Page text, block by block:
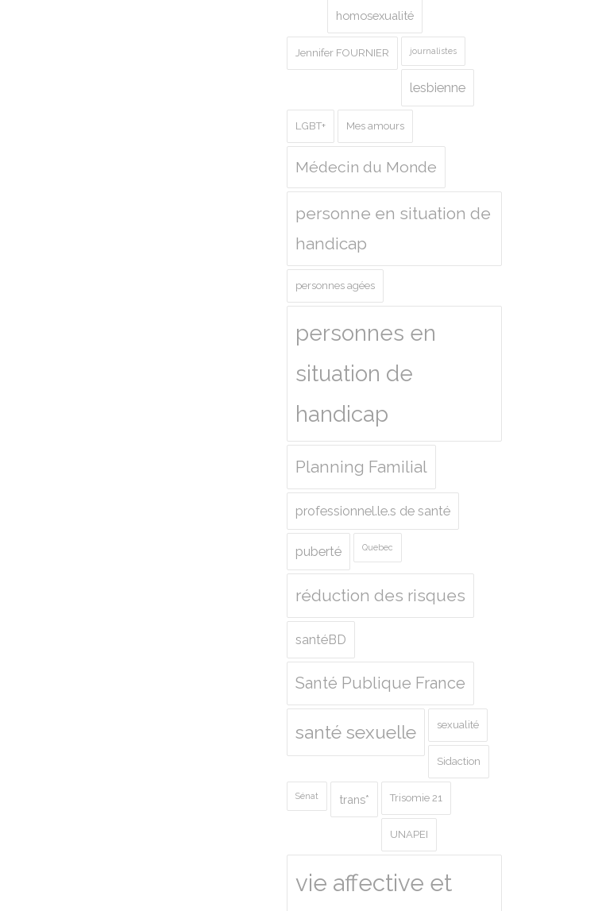
homosexualité
Jennifer FOURNIER journalistes
lesbienne
LGBT+ Mes amours
Médecin du Monde
personne en situation de
handicap
personnes agées
personnes en
situation de
handicap
Planning Familial
professionnel.le.s de santé
puberté Quebec
réduction des risques
santéBD
Santé Publique France
santé sexuelle sexualité
Sidaction
Sénat trans* Trisomie 21
UNAPEI
vie affective et